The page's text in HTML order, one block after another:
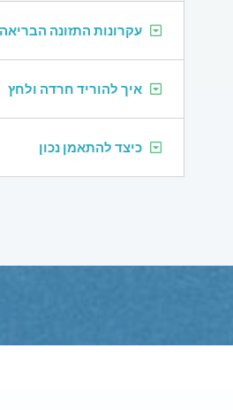
עקרונות התזונה הבריאה
איך להוריד חרדה ולחץ
כיצד להתאמן נכון